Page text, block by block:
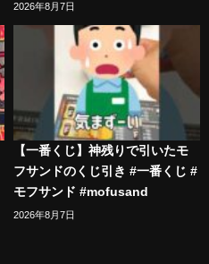
2026年8月7日
【一番くじ】神残りで引いたモ
フサンドのくじ引き #一番くじ #
モフサンド #mofusand
2026年8月7日